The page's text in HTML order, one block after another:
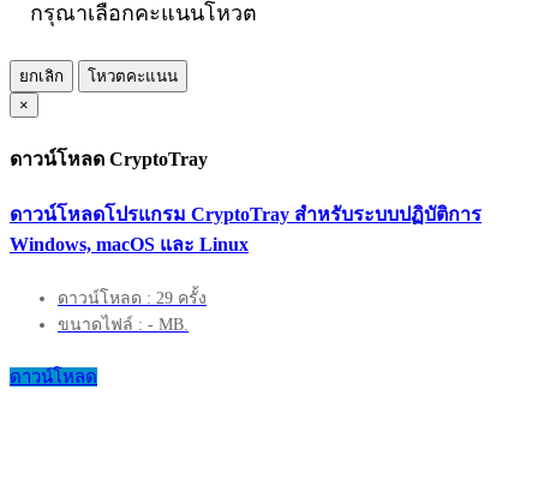
กรุณาเลือกคะแนนโหวต
ยกเลิก
โหวตคะแนน
×
ดาวน์โหลด CryptoTray
ดาวน์โหลดโปรแกรม CryptoTray สำหรับระบบปฏิบัติการ
Windows, macOS และ Linux
ดาวน์โหลด : 29 ครั้ง
ขนาดไฟล์ : - MB.
ดาวน์โหลด